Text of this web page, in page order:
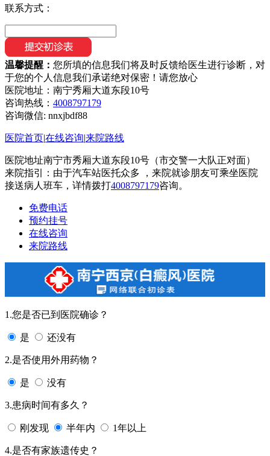
联系方式：
温馨提醒： 您所填的信息我们将及时反馈给医生进行诊断，对
于您的个人信息我们承诺绝对保密！请您放心
医院地址：南宁秀厢大道东段10号
咨询热线： 4008797179
咨询微信: nnxjbdf88
医院首页|在线咨询|来院路线
医院地址南宁市秀厢大道东段10号（市交警一大队正对面）
来院指引：由于汽车站医托众多 ，来院就诊朋友可乘坐医院
接送病人班车，详情拨打4008797179咨询。
免费电话
预约挂号
在线咨询
来院路线
1.您是否已到医院确诊？
是 还没有
2.是否使用外用药物？
是 没有
3.患病时间有多久？
刚发现 半年内 1年以上
4.是否有家族遗传史？